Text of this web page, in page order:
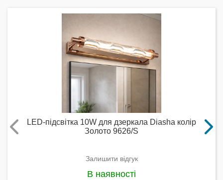
LED-підсвітка 10W для дзеркала Diasha колір
Золото 9626/S
Залишити відгук
В наявності